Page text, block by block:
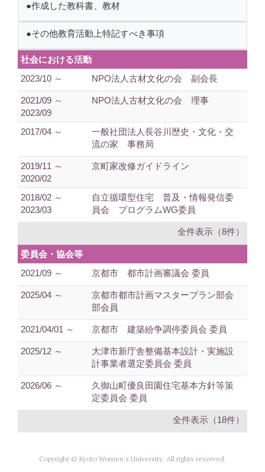
●作成した教科書、教材
●その他教育活動上特記すべき事項
社会における活動
2023/10 ～
NPO法人古材文化の会 副会長
2021/09 ～
2023/09
NPO法人古材文化の会 理事
2017/04 ～
一般社団法人長谷川歴史・文化・交
流の家 事務局
2019/11 ～
2020/02
京町家改修ガイドライン
2018/02 ～
2023/03
自立循環型住宅 普及・情報発信委
員会 プログラムWG委員
全件表示（8件）
委員会・協会等
2021/09 ～
京都市 都市計画審議会 委員
2025/04 ～
京都市都市計画マスタープラン部会
部会員
2021/04/01 ～ 京都市 建築紛争調停委員会 委員
2025/12 ～
大津市新庁舎整備基本設計・実施設
計事業者選定委員会 委員
2026/06 ～
久御山町優良田園住宅基本方針等策
定委員会 委員
全件表示（18件）
Copyright © Kyoto Women's University. All rights reserved.